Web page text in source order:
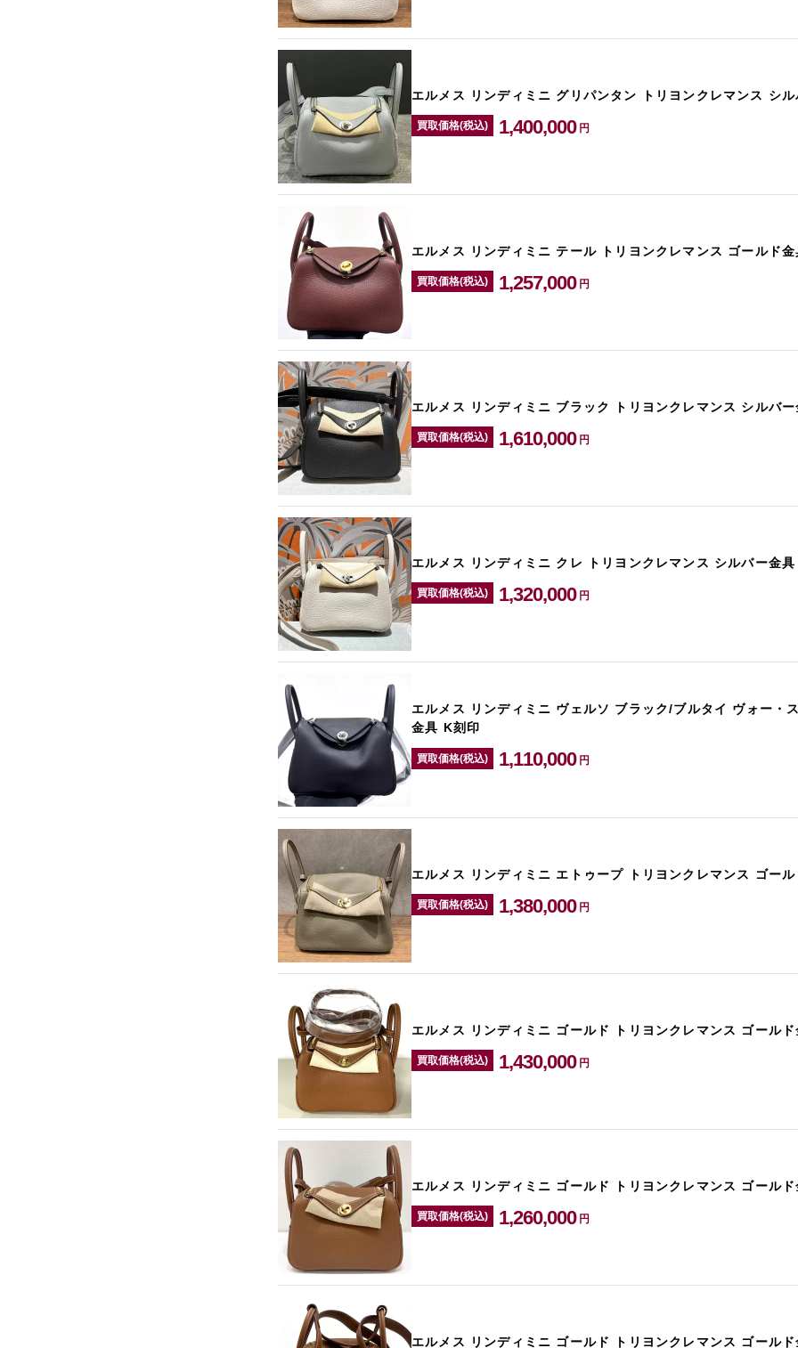
エルメス リンディミニ グリパンタン トリヨンクレマンス シ
買取価格(税込) 1,400,000 円
エルメス リンディミニ テール トリヨンクレマンス ゴールド
買取価格(税込) 1,257,000 円
エルメス リンディミニ ブラック トリヨンクレマンス シルバ
買取価格(税込) 1,610,000 円
エルメス リンディミニ クレ トリヨンクレマンス シルバー金
買取価格(税込) 1,320,000 円
エルメス リンディミニ ヴェルソ ブラック/ブルタイ ヴォー・
金具 K刻印
買取価格(税込) 1,110,000 円
エルメス リンディミニ エトゥープ トリヨンクレマンス ゴー
買取価格(税込) 1,380,000 円
エルメス リンディミニ ゴールド トリヨンクレマンス ゴール
買取価格(税込) 1,430,000 円
エルメス リンディミニ ゴールド トリヨンクレマンス ゴール
買取価格(税込) 1,260,000 円
エルメス リンディミニ ゴールド トリヨンクレマンス ゴール